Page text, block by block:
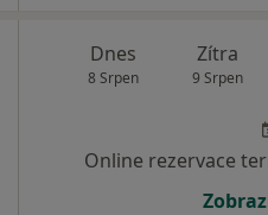
Dnes
8 Srpen
Zítra
9 Srpen
Online rezervace